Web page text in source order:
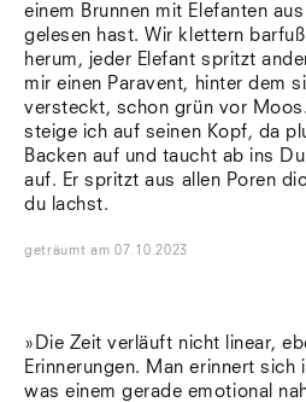
einem Brunnen mit Elefanten
gelesen hast. Wir klettern
herum, jeder Elefant spritzt
mir einen Paravent, hinter dem
versteckt, schon grün vor
steige ich auf seinen Kopf, da
Backen auf und taucht ab ins
auf. Er spritzt aus allen Poren
du lachst.
geträumt am07.10.2023
»Die Zeit verläuft nicht linear,
Erinnerungen. Man erinnert sich
was einem gerade emotional